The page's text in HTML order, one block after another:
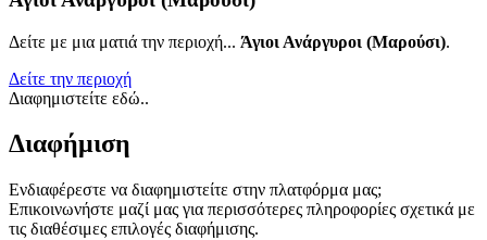
Δείτε με μια ματιά την περιοχή... Άγιοι Ανάργυροι (Μαρούσι).
Δείτε την περιοχή
Διαφημιστείτε εδώ..
Διαφήμιση
Ενδιαφέρεστε να διαφημιστείτε στην πλατφόρμα μας;
Επικοινωνήστε μαζί μας για περισσότερες πληροφορίες σχετικά με
τις διαθέσιμες επιλογές διαφήμισης.